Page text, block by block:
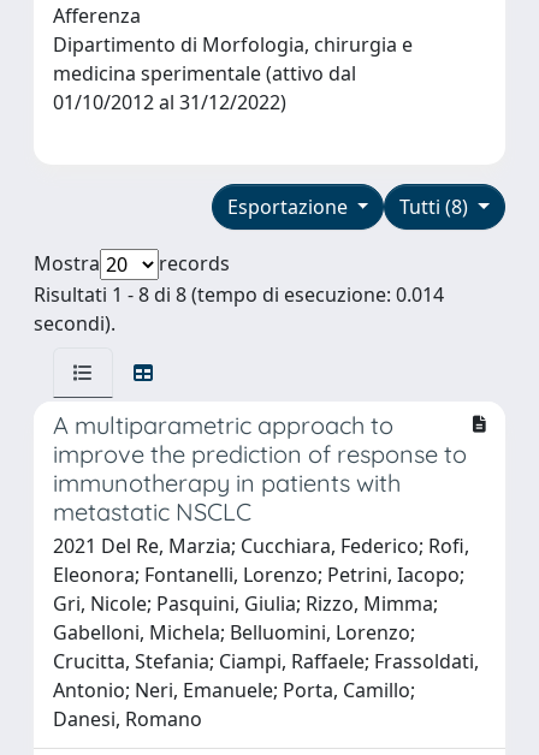
Afferenza
Dipartimento di Morfologia, chirurgia e
medicina sperimentale (attivo dal
01/10/2012 al 31/12/2022)
Tutti (8)
Esportazione
Mostra
records
Risultati 1 - 8 di 8 (tempo di esecuzione: 0.014
secondi).
A multiparametric approach to
improve the prediction of response to
immunotherapy in patients with
metastatic NSCLC
2021 Del Re, Marzia; Cucchiara, Federico; Rofi,
Eleonora; Fontanelli, Lorenzo; Petrini, Iacopo;
Gri, Nicole; Pasquini, Giulia; Rizzo, Mimma;
Gabelloni, Michela; Belluomini, Lorenzo;
Crucitta, Stefania; Ciampi, Raffaele; Frassoldati,
Antonio; Neri, Emanuele; Porta, Camillo;
Danesi, Romano